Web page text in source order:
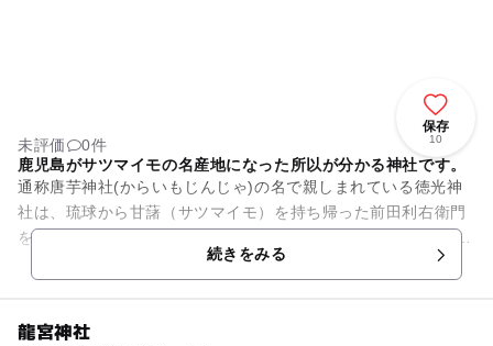
保存
10
未評価
0件
鹿児島がサツマイモの名産地になった所以が分かる神社です。
通称唐芋神社(からいもじんじゃ)の名で親しまれている徳光神
社は、琉球から甘藷（サツマイモ）を持ち帰った前田利右衛門
を祀った神社です。 その昔、甘藷を盆栽として持ち帰って栽培
続きをみる
龍宮神社